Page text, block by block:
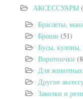
АКСЕССУАРЫ
Браслеты,
Броши (51)
Бусы, кулоны,
Воротнички
Для животных
Другие
Заколки и